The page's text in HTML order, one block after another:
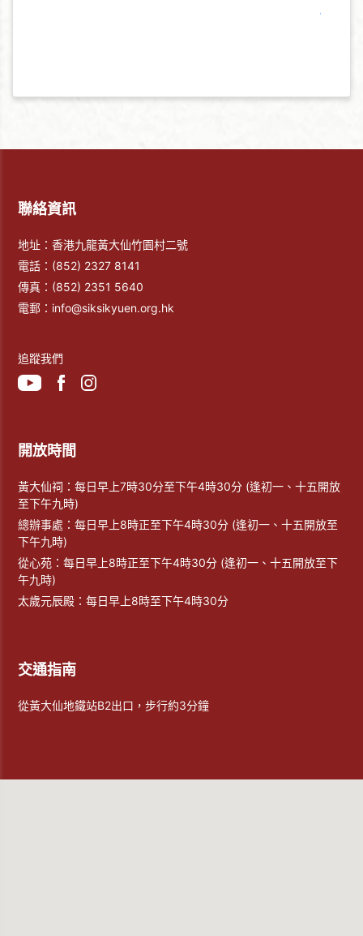
聯絡資訊
地址：香港九龍黃大仙竹園村二號
電話： (852) 2327 8141
傳真： (852) 2351 5640
電郵： info@siksikyuen.org.hk
追蹤我們
開放時間
黃大仙祠：每日早上7時30分至下午4時30分 (逢初一、十五開放
至下午九時)
總辦事處：每日早上8時正至下午4時30分 (逢初一、十五開放至
下午九時)
從心苑：每日早上8時正至下午4時30分 (逢初一、十五開放至下
午九時)
太歲元辰殿：每日早上8時至下午4時30分
交通指南
從黃大仙地鐵站B2出口，步行約3分鐘